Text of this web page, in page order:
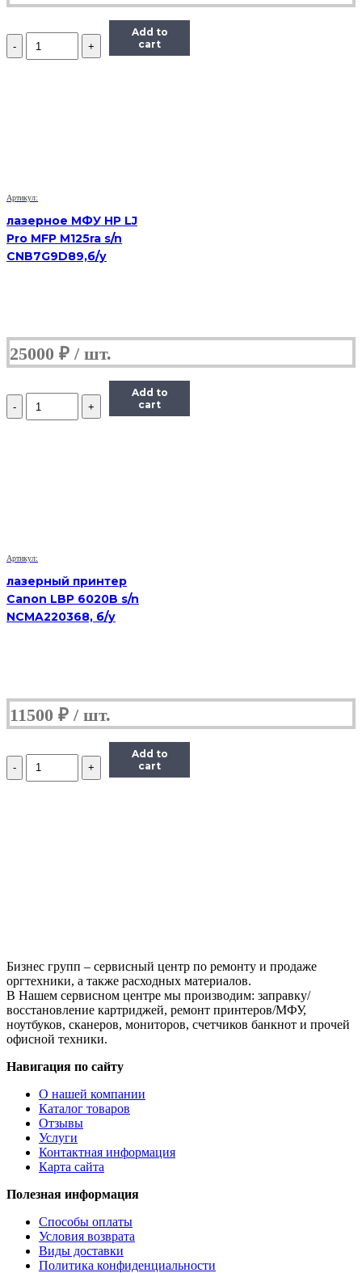
Количество
МФУ
Add to
cart
Артикул:
лазерное МФУ HP LJ
Pro MFP M125ra s/n
CNB7G9D89,б/у
25000 ₽
Количество
МФУ
Add to
cart
Артикул:
лазерный принтер
Canon LBP 6020B s/n
NCMA220368, б/у
11500 ₽
Количество
МФУ
Add to
cart
Бизнес групп – сервисный центр по ремонту и продаже
оргтехники, а также расходных материалов.
В Нашем сервисном центре мы производим: заправку/
восстановление картриджей, ремонт принтеров/МФУ,
ноутбуков, сканеров, мониторов, счетчиков банкнот и прочей
офисной техники.
Навигация по сайту
О нашей компании
Каталог товаров
Отзывы
Услуги
Контактная информация
Карта сайта
Полезная информация
Способы оплаты
Условия возврата
Виды доставки
Политика конфиденциальности